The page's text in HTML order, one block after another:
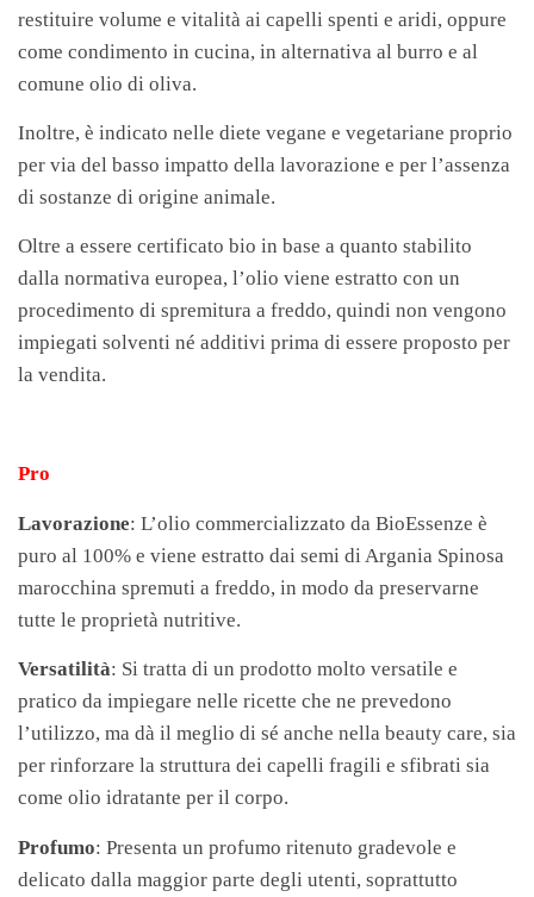
restituire volume e vitalità ai capelli spenti e aridi, oppure
come condimento in cucina, in alternativa al burro e al
comune olio di oliva.
Inoltre, è indicato nelle diete vegane e vegetariane proprio
per via del basso impatto della lavorazione e per l’assenza
di sostanze di origine animale.
Oltre a essere certificato bio in base a quanto stabilito
dalla normativa europea, l’olio viene estratto con un
procedimento di spremitura a freddo, quindi non vengono
impiegati solventi né additivi prima di essere proposto per
la vendita.
Pro
Lavorazione: L’olio commercializzato da BioEssenze è
puro al 100% e viene estratto dai semi di Argania Spinosa
marocchina spremuti a freddo, in modo da preservarne
tutte le proprietà nutritive.
Versatilità: Si tratta di un prodotto molto versatile e
pratico da impiegare nelle ricette che ne prevedono
l’utilizzo, ma dà il meglio di sé anche nella beauty care, sia
per rinforzare la struttura dei capelli fragili e sfibrati sia
come olio idratante per il corpo.
Profumo: Presenta un profumo ritenuto gradevole e
delicato dalla maggior parte degli utenti, soprattutto